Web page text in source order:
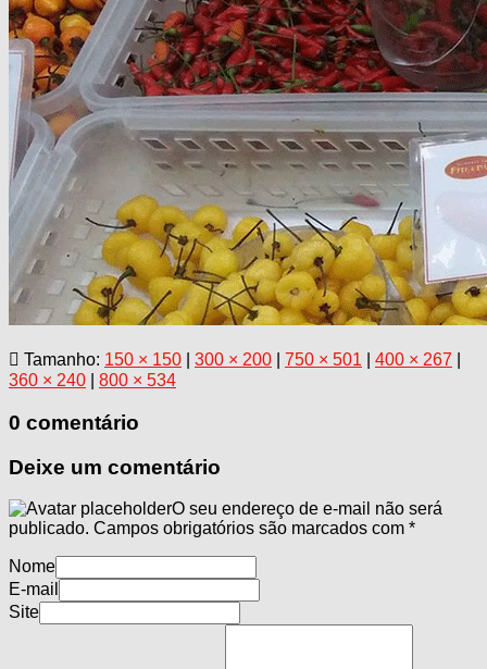
Tamanho: 150 × 150 300 × 200 750 × 501 400 × 267
360 × 240
800 × 534
0 comentário
Deixe um comentário
O seu endereço de e-mail não será
publicado. Campos obrigatórios são marcados com *
Nome
E-mail
Site